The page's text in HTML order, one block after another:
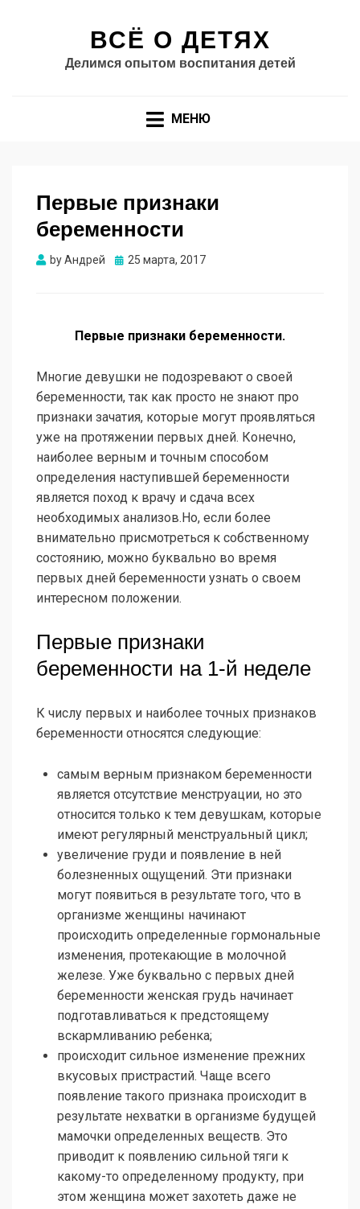
ВСЁ О ДЕТЯХ
Делимся опытом воспитания детей
МЕНЮ
Первые признаки
беременности
byАндрей Опубликовано
25 марта, 2017
Первые признаки беременности.
Многие девушки не подозревают о своей
беременности, так как просто не знают про
признаки зачатия, которые могут проявляться
уже на протяжении первых дней. Конечно,
наиболее верным и точным способом
определения наступившей беременности
является поход к врачу и сдача всех
необходимых анализов.Но, если более
внимательно присмотреться к собственному
состоянию, можно буквально во время
первых дней беременности узнать о своем
интересном положении.
Первые признаки
беременности на 1-й неделе
К числу первых и наиболее точных признаков
беременности относятся следующие:
самым верным признаком беременности
является отсутствие менструации, но это
относится только к тем девушкам, которые
имеют регулярный менструальный цикл;
увеличение груди и появление в ней
болезненных ощущений. Эти признаки
могут появиться в результате того, что в
организме женщины начинают
происходить определенные гормональные
изменения, протекающие в молочной
железе. Уже буквально с первых дней
беременности женская грудь начинает
подготавливаться к предстоящему
вскармливанию ребенка;
происходит сильное изменение прежних
вкусовых пристрастий. Чаще всего
появление такого признака происходит в
результате нехватки в организме будущей
мамочки определенных веществ. Это
приводит к появлению сильной тяги к
какому-то определенному продукту, при
этом женщина может захотеть даже не